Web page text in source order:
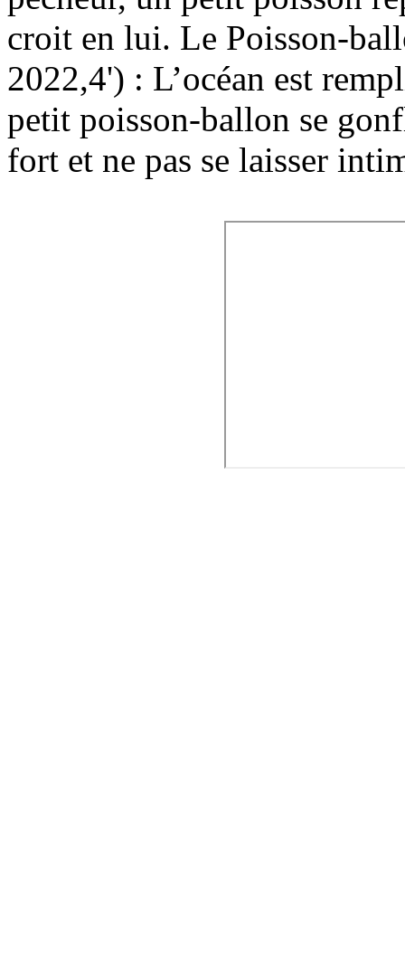
croit en lui. Le Poisson-
2022,4') : L’océan est
petit poisson-ballon se
fort et ne pas se laisser